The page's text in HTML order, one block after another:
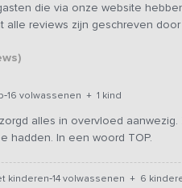
die via onze website
alle reviews zijn geschreven
)
-16 volwassenen + 1 kind
alles in overvloed
hadden. In een woord TOP.
kinderen-14 volwassenen + 6